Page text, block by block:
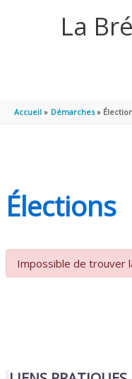
La
Accueil Démarches
Élections
Impossible de trouver